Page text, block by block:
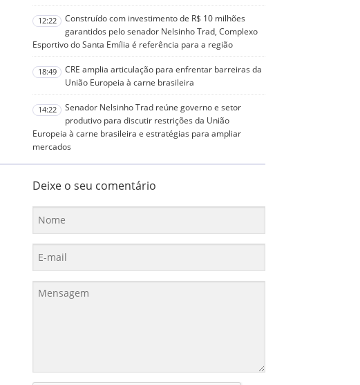
12:22
Construído com investimento de R$ 10 milhões
garantidos pelo senador Nelsinho Trad, Complexo
Esportivo do Santa Emília é referência para a região
18:49
CRE amplia articulação para enfrentar barreiras da
União Europeia à carne brasileira
14:22
Senador Nelsinho Trad reúne governo e setor
produtivo para discutir restrições da União
Europeia à carne brasileira e estratégias para ampliar
mercados
Deixe o seu comentário